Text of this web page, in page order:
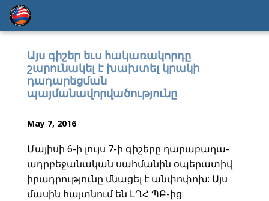
Այս գիշեր եւս հակառակորդը
շարունակել է խախտել կրակի
դադարեցման
պայմանավորվածությունը
May 7, 2016
Մայիսի 6-ի լույս 7-ի գիշերը ղարաբաղա-
ադրբեջանական սահմանին օպերատիվ
իրադրությունը մնացել է անփոփոխ: Այս
մասին հայտնում են ԼՂՀ ՊԲ-ից: